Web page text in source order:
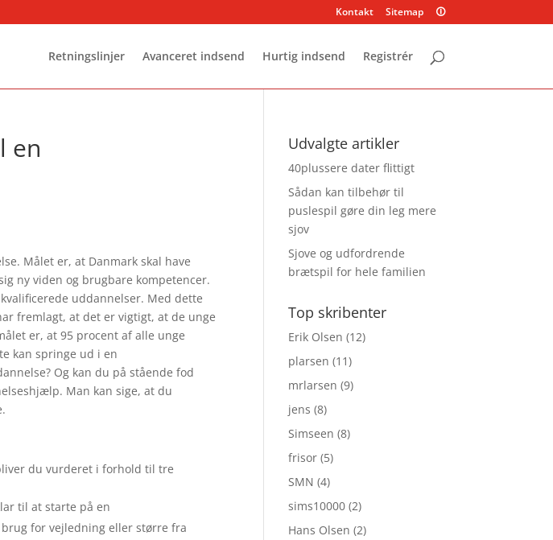
Kontakt Sitemap 🛈
Retningslinjer Avanceret indsend Hurtig indsend Registrér
en
Målet er, at Danmark skal have
ny viden og brugbare kompetencer.
uddannelser. Med dette
fremlagt, at det er vigtigt, at de unge
er, at 95 procent af alle unge
kan springe ud i en
Og kan du på stående fod
Man kan sige, at du
du vurderet i forhold til tre
til at starte på en
for vejledning eller større fra
Udvalgte artikler
40plussere dater flittigt
Sådan kan tilbehør til
puslespil gøre din leg mere
sjov
Sjove og udfordrende
brætspil for hele familien
Top skribenter
Erik Olsen(12)
plarsen(11)
mrlarsen(9)
jens(8)
Simseen(8)
frisor(5)
SMN(4)
sims10000(2)
Hans Olsen(2)